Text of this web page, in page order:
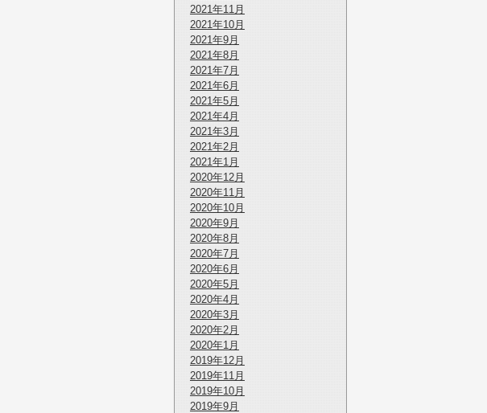
2021年11月
2021年10月
2021年9月
2021年8月
2021年7月
2021年6月
2021年5月
2021年4月
2021年3月
2021年2月
2021年1月
2020年12月
2020年11月
2020年10月
2020年9月
2020年8月
2020年7月
2020年6月
2020年5月
2020年4月
2020年3月
2020年2月
2020年1月
2019年12月
2019年11月
2019年10月
2019年9月